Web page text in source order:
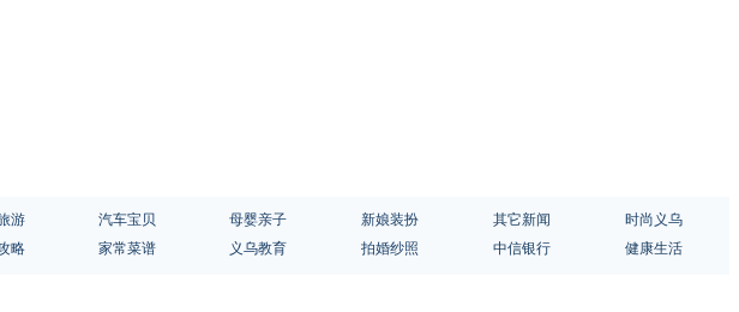
游 汽车宝贝 母婴亲子 新娘装扮 其它新闻
时尚义乌
略 家常菜谱 义乌教育 拍婚纱照 中信银行 健康生活